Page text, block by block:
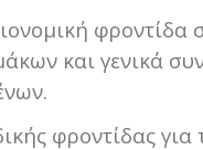
και γενικά
φροντίδας